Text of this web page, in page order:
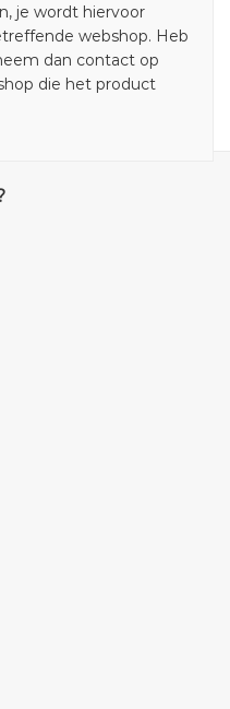
je wordt hiervoor
webshop. Heb
dan contact op
die het product